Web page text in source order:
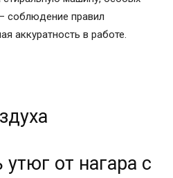
соблюдение правил
аккуратность в работе.
утюг от нагара с